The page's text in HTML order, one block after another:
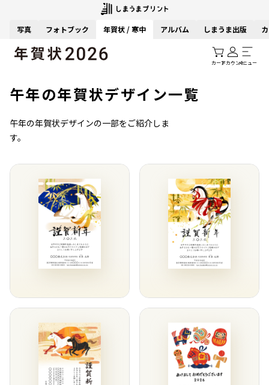
写真 フォトブック 年賀状 / 寒中 アルバム しまうま出版
カートアカウントメニュー
午年の年賀状デザイン一覧
午年の年賀状デザインの一部をご紹介しま
す。